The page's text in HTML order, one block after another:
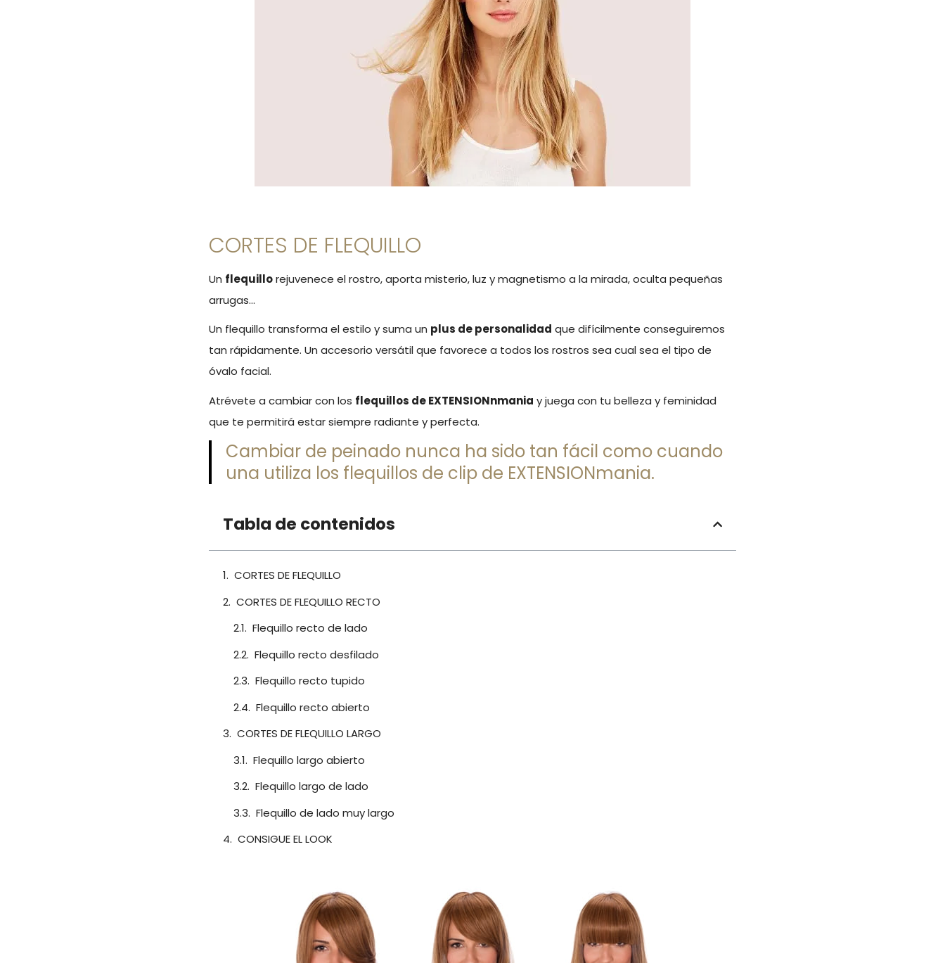
CORTES DE FLEQUILLO
Un flequillorejuvenece el rostro, aporta misterio, luz y magnetismo a la mirada, oculta pequeñas
arrugas…
Un flequillo transforma el estilo y suma un plus de personalidad que difícilmente conseguiremos
tan rápidamente. Un accesorio versátil que favorece a todos los rostros sea cual sea el tipo de
óvalo facial.
Atrévete a cambiar con los flequillos de EXTENSIONnmania y juega con tu belleza y feminidad
que te permitirá estar siempre radiante y perfecta.
Cambiar de peinado nunca ha sido tan fácil como cuando
una utiliza los flequillos de clip de EXTENSIONmania.
Tabla de contenidos
CORTES DE FLEQUILLO
CORTES DE FLEQUILLO RECTO
Flequillo recto de lado
Flequillo recto desfilado
Flequillo recto tupido
Flequillo recto abierto
CORTES DE FLEQUILLO LARGO
Flequillo largo abierto
Flequillo largo de lado
Flequillo de lado muy largo
CONSIGUE EL LOOK